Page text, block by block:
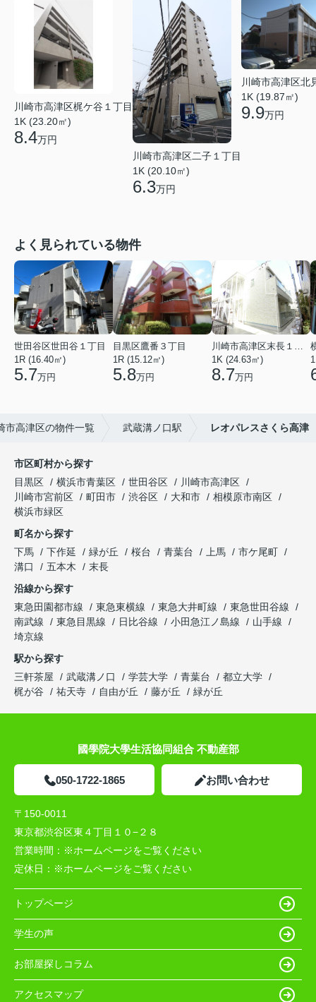
川崎市高津区梶ケ谷１丁目
1K (23.20㎡)
8.4万円
川崎市高津区二子１丁目
1K (20.10㎡)
6.3万円
川崎市高津区北
1K (19.87㎡)
9.9万円
よく見られている物件
世田谷区世田谷１丁目
1R (16.40㎡)
5.7万円
目黒区鷹番３丁目
1R (15.12㎡)
5.8万円
1K (24.63㎡)
8.7万円
市高津区の物件一覧 武蔵溝ノ口駅 レオパレスさくら高津
市区町村から探す
目黒区
横浜市青葉区 世田谷区
川崎市高津区
川崎市宮前区
町田市 渋谷区 大和市
相模原市南区
横浜市緑区
町名から探す
下馬
下作延 緑が丘 桜台 青葉台 上馬
市ケ尾町
溝口
五本木
末長
沿線から探す
東急田園都市線
東急東横線 東急大井町線
東急世田谷線
南武線
東急目黒線 日比谷線 小田急江ノ島線
山手線
埼京線
駅から探す
三軒茶屋
武蔵溝ノ口 学芸大学 青葉台
都立大学
梶が谷
祐天寺 自由が丘 藤が丘 緑が丘
國學院大學生活協同組合 不動産部
050-1722-1865 お問い合わせ
〒150-0011
東京都渋谷区東４丁目１０−２８
営業時間： ※ホームページをご覧ください
定休日： ※ホームページをご覧ください
トップページ
学生の声
お部屋探しコラム
アクセスマップ